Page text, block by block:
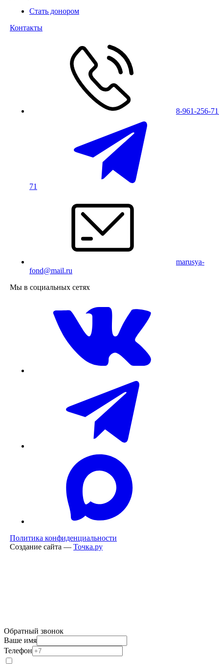
Стать донором
Контакты
8-961-256-
71
marusya-
fond@mail.ru
Мы в социальных сетях
Политика конфиденциальности
Создание сайта — Точка.ру
Обратный звонок
Ваше имя
Телефон